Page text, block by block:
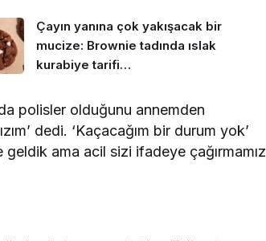
Çayın yanına çok yakışacak bir
mucize: Brownie tadında ıslak
kurabiye tarifi…
polisler olduğunu annemden
dedi. ‘Kaçacağım bir durum yok’
ama acil sizi ifadeye çağırmamız